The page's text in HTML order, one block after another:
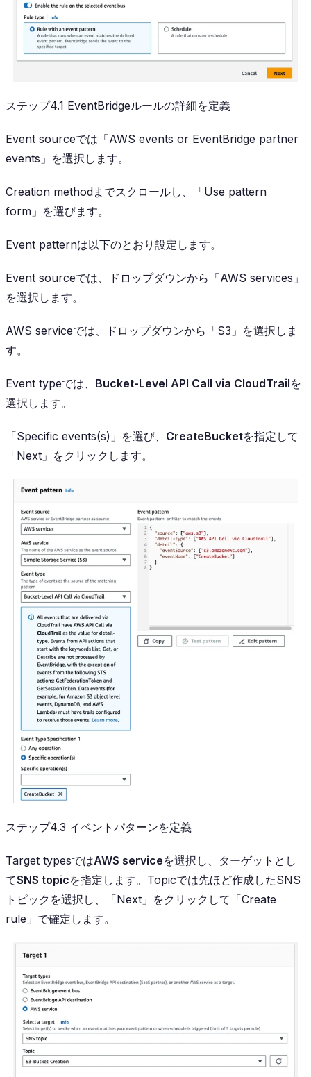
ステップ4.1 EventBridgeルールの詳細を定義
Event sourceでは「AWS events or EventBridge partner
events」を選択します。
Creation methodまでスクロールし、「Use pattern
form」を選びます。
Event patternは以下のとおり設定します。
Event sourceでは、ドロップダウンから「AWS services」
を選択します。
AWS serviceでは、ドロップダウンから「S3」を選択しま
す。
Event typeでは、 Bucket-Level API Call via CloudTrailを
選択します。
「Specific events(s)」を選び、 CreateBucketを指定して
「Next」をクリックします。
ステップ4.3 イベントパターンを定義
Target typesではAWS serviceを選択し、ターゲットとし
てSNS topicを指定します。Topicでは先ほど作成したSNS
トピックを選択し、「Next」をクリックして「Create
rule」で確定します。